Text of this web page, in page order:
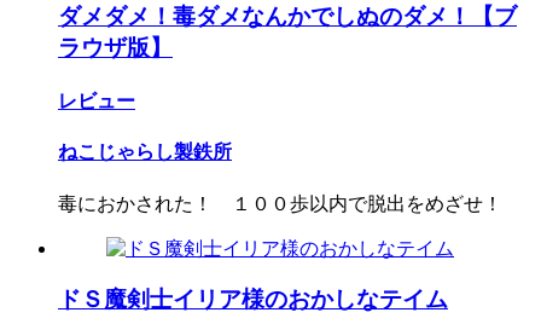
ダメダメ！毒ダメなんかでしぬのダメ！【ブ
ラウザ版】
レビュー
ねこじゃらし製鉄所
毒におかされた！ １００歩以内で脱出をめざせ！
ドＳ魔剣士イリア様のおかしなテイム